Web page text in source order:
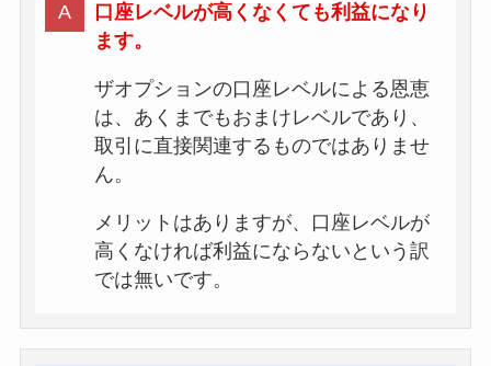
口座レベルが高くなくても利益になり
ます。
ザオプションの口座レベルによる恩恵
は、あくまでもおまけレベルであり、
取引に直接関連するものではありませ
ん。
メリットはありますが、口座レベルが
高くなければ利益にならないという訳
では無いです。